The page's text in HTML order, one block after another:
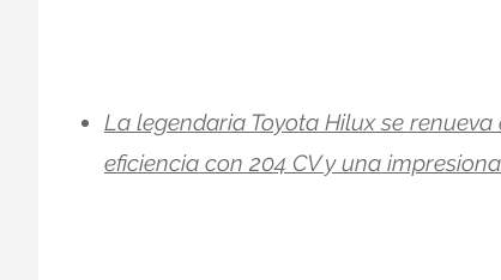
La legendaria Toyota Hilux se
eficiencia con 204 CV y una